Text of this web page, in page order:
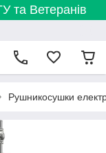
та Ветеранів
Рушникосушки